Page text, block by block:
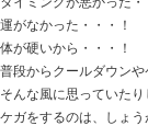
上記などのお悩
体を支える基礎
上手く体を支え
色んな場所に影